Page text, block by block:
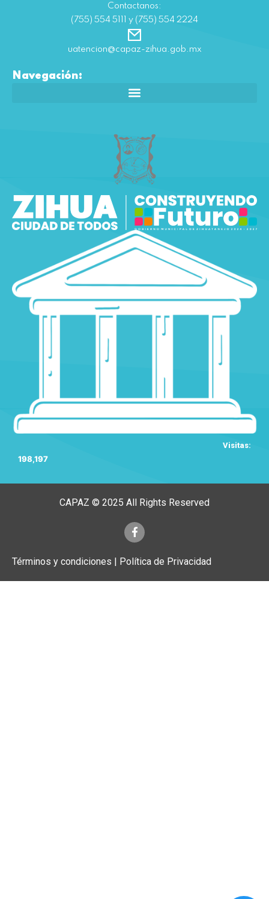
Contactanos:
(755) 554 5111 y (755) 554 2224
uatencion@capaz-zihua.gob.mx
Navegación:
Visitas:
198,197
CAPAZ © 2025 All Rights Reserved
Términos y condiciones | Política de Privacidad